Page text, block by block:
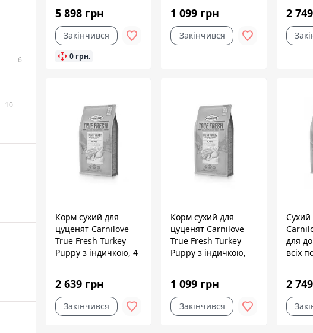
5 898 грн
Закінчився
0 грн.
1 099 грн
Закінчився
2
Корм сухий для
цуценят Carnilove
True Fresh Turkey
Puppy з індичкою, 4
2 639 грн
Закінчився
Корм сухий для
цуценят Carnilove
True Fresh Turkey
Puppy з індичкою,
1 099 грн
Закінчився
для
всіх
2
6
10